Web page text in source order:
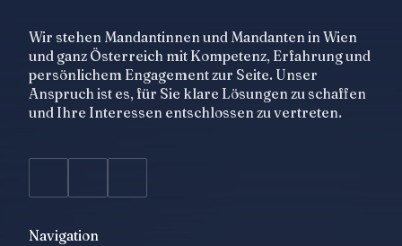
Wir stehen Mandantinnen und Mandanten in Wien
und ganz Österreich mit Kompetenz, Erfahrung und
persönlichem Engagement zur Seite. Unser
Anspruch ist es, für Sie klare Lösungen zu schaffen
und Ihre Interessen entschlossen zu vertreten.
Navigation